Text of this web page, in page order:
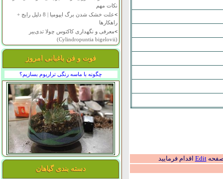
نکات مهم
>
علت خشک شدن برگ ایپومیا | 8 دلیل رایج +
راهکارها
>معرفی و نگهداری کاکتوس چولا تدی‌بیر
(Cylindropuntia bigelovii)
فوت و فن باغبانی امروز
چگونه با ماسه رنگی تراریوم بسازیم؟
دسته بندی گیاهان
صفحهEdit اقدام فرمایید